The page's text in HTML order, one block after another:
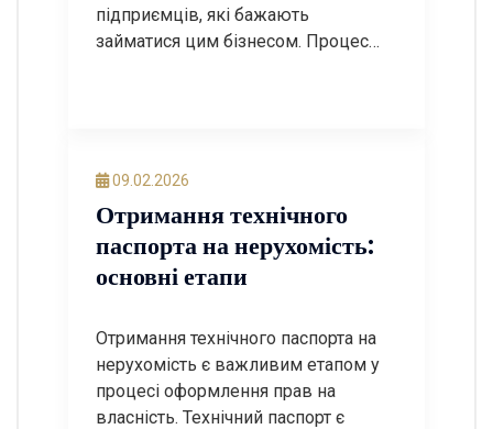
підприємців, які бажають
займатися цим бізнесом. Процес
легалізації. У цьому пості ми
щодо узаконення модульної АЗС, а
також відповімо на найчастіші
запитання. Крок […]
09.02.2026
Отримання технічного
паспорта на нерухомість:
основні етапи
Отримання технічного паспорта на
нерухомість є важливим етапом у
процесі оформлення прав на
власність. Технічний паспорт є